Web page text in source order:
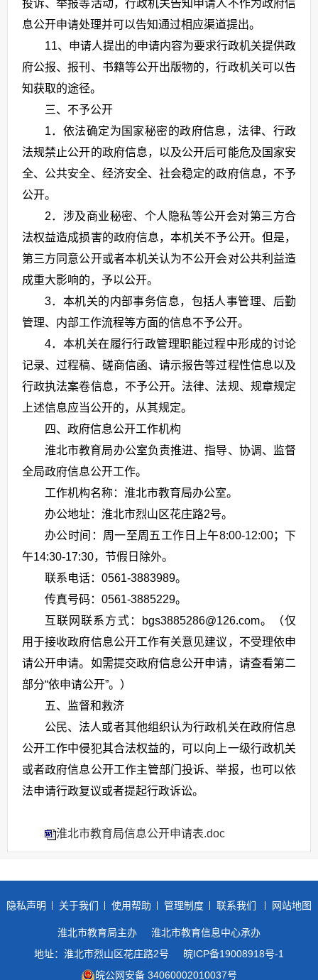
投诉、举报等活动，行政机关告知申请人不作为政府信
息公开申请处理并可以告知通过相应渠道提出。
11、申请人提出的申请内容为要求行政机关提供政
府公报、报刊、书籍等公开出版物的，行政机关可以告
知获取的途径。
三、不予公开
1．依法确定为国家秘密的政府信息，法律、行政
法规禁止公开的政府信息，以及公开后可能危及国家安
全、公共安全、经济安全、社会稳定的政府信息，不予
公开。
2．涉及商业秘密、个人隐私等公开会对第三方合
法权益造成损害的政府信息，本机关不予公开。但是，
第三方同意公开或者本机关认为不公开会对公共利益造
成重大影响的，予以公开。
3．本机关的内部事务信息，包括人事管理、后勤
管理、内部工作流程等方面的信息不予公开。
4．本机关在履行行政管理职能过程中形成的讨论
记录、过程稿、磋商信函、请示报告等过程性信息以及
行政执法案卷信息，不予公开。法律、法规、规章规定
上述信息应当公开的，从其规定。
四、政府信息公开工作机构
淮北市教育局办公室负责推进、指导、协调、监督
全局政府信息公开工作。
工作机构名称：淮北市教育局办公室。
办公地址：淮北市烈山区花庄路2号。
办公时间：周一至周五工作日上午8:00-12:00；下
午14:30-17:30，节假日除外。
联系电话：0561-3883989。
传真号码：0561-3885229。
互联网联系方式：bgs3885286@126.com。（仅
用于接收政府信息公开工作有关意见建议，不受理依申
请公开申请。如需提交政府信息公开申请，请查看第二
部分“依申请公开”。）
五、监督和救济
公民、法人或者其他组织认为行政机关在政府信息
公开工作中侵犯其合法权益的，可以向上一级行政机关
或者政府信息公开工作主管部门投诉、举报，也可以依
法申请行政复议或者提起行政诉讼。
淮北市教育局信息公开申请表.doc
隐私声明 关于我们 使用帮助 管理制度 联系我们 网站地图
淮北市教育局主办
淮北市教育信息中心承办
地址：淮北市烈山区花庄路2号
皖ICP备19008918号-1
皖公网安备 34060002010037号